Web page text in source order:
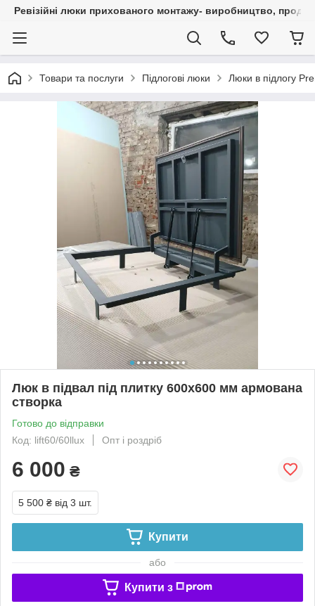
Ревізійні люки прихованого монтажу- виробництво, продаж
Товари та послуги Підлогові люки Люки в підлогу
Люк в підвал під плитку 600х600 мм армована
створка
Готово до відправки
Код: lift60/60llux
Опт і роздріб
6 000 ₴
5 500 ₴ від 3 шт.
Купити
або
Купити з